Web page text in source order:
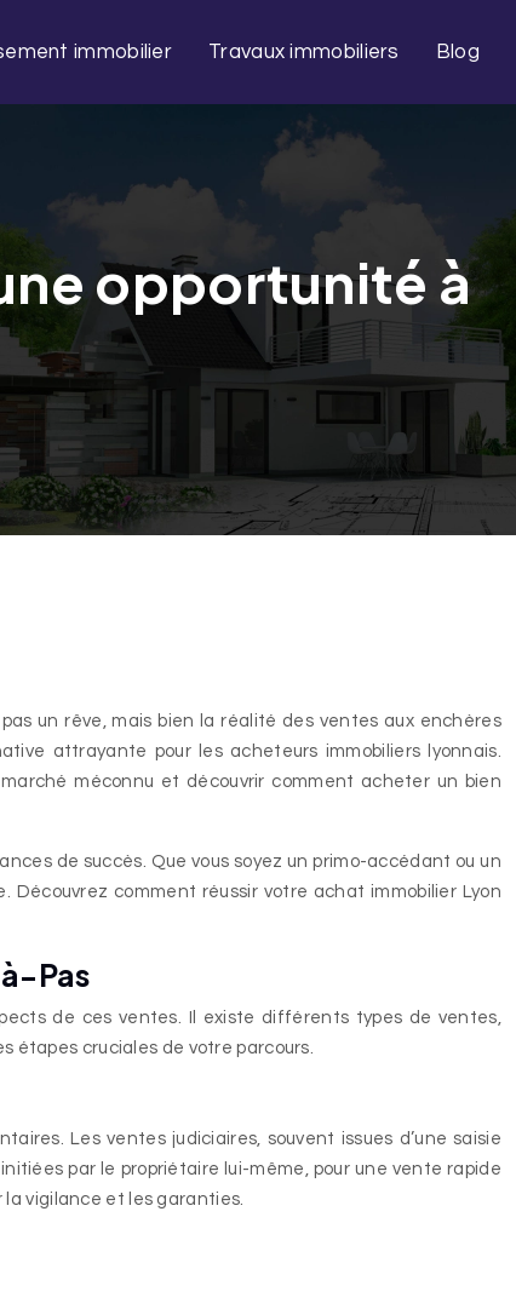
immobilier Travaux immobiliers Blog
opportunité à
un rêve, mais bien la réalité des ventes aux enchères
attrayante pour les acheteurs immobiliers lyonnais.
méconnu et découvrir comment acheter un bien
de succès. Que vous soyez un primo-accédant ou un
comment réussir votre achat immobilier Lyon
Pas
de ces ventes. Il existe différents types de ventes,
étapes cruciales de votre parcours.
Les ventes judiciaires, souvent issues d’une saisie
par le propriétaire lui-même, pour une vente rapide
vigilance et les garanties.